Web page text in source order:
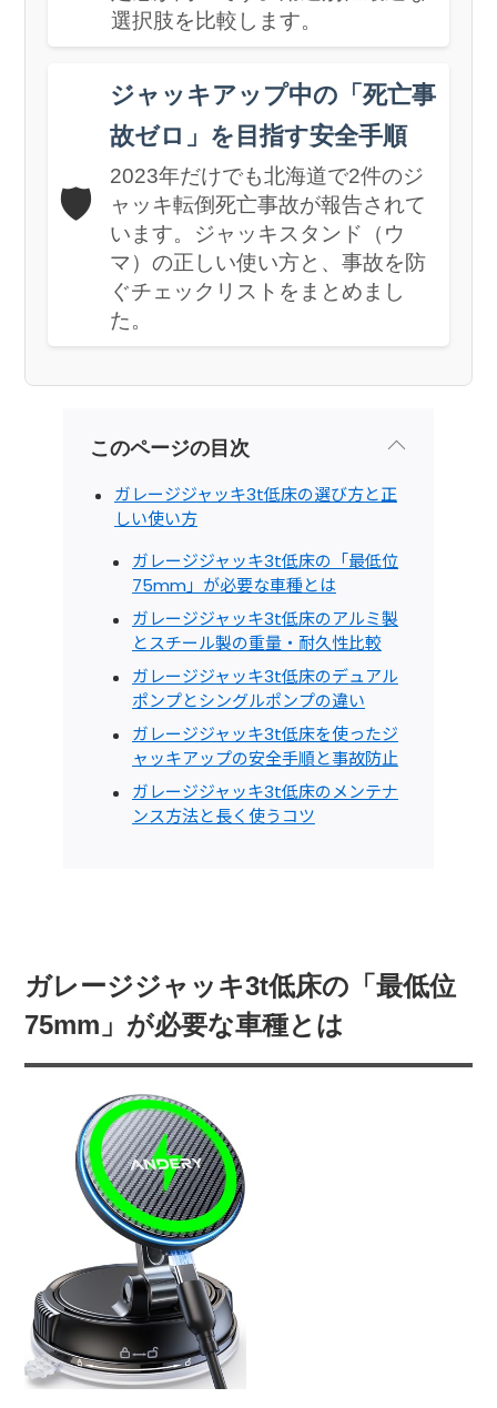
選択肢を比較します。
🛡️
ジャッキアップ中の「死亡事
故ゼロ」を目指す安全手順
2023年だけでも北海道で2件のジ
ャッキ転倒死亡事故が報告されて
います。ジャッキスタンド（ウ
マ）の正しい使い方と、事故を防
ぐチェックリストをまとめまし
た。
このページの目次
ガレージジャッキ3t低床の選び方と正
しい使い方
ガレージジャッキ3t低床の「最低位
75mm」が必要な車種とは
ガレージジャッキ3t低床のアルミ製
とスチール製の重量・耐久性比較
ガレージジャッキ3t低床のデュアル
ポンプとシングルポンプの違い
ガレージジャッキ3t低床を使ったジ
ャッキアップの安全手順と事故防止
ガレージジャッキ3t低床のメンテナ
ンス方法と長く使うコツ
ガレージジャッキ3t低床の「最低位
75mm」が必要な車種とは